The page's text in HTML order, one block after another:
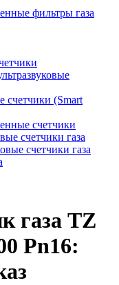
фильтры газа
счетчики (Smart
счетчики
счетчики газа
счетчики газа
газа TZ
Pn16: